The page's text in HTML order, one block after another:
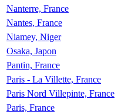
Nanterre, France
Nantes, France
Niamey, Niger
Osaka, Japon
Pantin, France
Paris - La Villette, France
Paris Nord Villepinte, France
Paris, France